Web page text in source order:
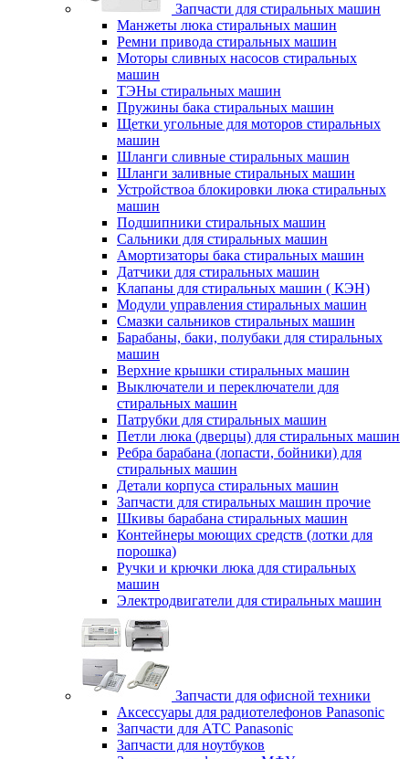
Запчасти для стиральных машин
Манжеты люка стиральных машин
Ремни привода стиральных машин
Моторы сливных насосов стиральных
машин
ТЭНы стиральных машин
Пружины бака стиральных машин
Щетки угольные для моторов стиральных
машин
Шланги сливные стиральных машин
Шланги заливные стиральных машин
Устройствоа блокировки люка стиральных
машин
Подшипники стиральных машин
Сальники для стиральных машин
Амортизаторы бака стиральных машин
Датчики для стиральных машин
Клапаны для стиральных машин ( КЭН)
Модули управления стиральных машин
Смазки сальников стиральных машин
Барабаны, баки, полубаки для стиральных
машин
Верхние крышки стиральных машин
Выключатели и переключатели для
стиральных машин
Патрубки для стиральных машин
Петли люка (дверцы) для стиральных машин
Ребра барабана (лопасти, бойники) для
стиральных машин
Детали корпуса стиральных машин
Запчасти для стиральных машин прочие
Шкивы барабана стиральных машин
Контейнеры моющих средств (лотки для
порошка)
Ручки и крючки люка для стиральных
машин
Электродвигатели для стиральных машин
Запчасти для офисной техники
Аксессуары для радиотелефонов Panasonic
Запчасти для АТС Panasonic
Запчасти для ноутбуков